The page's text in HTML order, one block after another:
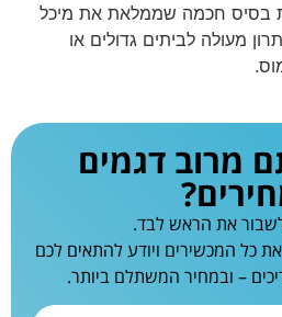
בסיס חכמה שממלאת את מיכל
מעולה לביתים גדולים או
מרוב דגמים
את הראש לבד.
כל המכשירים ויודע להתאים לכם
– ובמחיר המשתלם ביותר.